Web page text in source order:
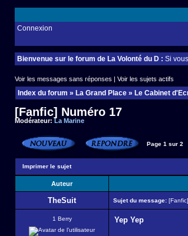
Connexion
Bienvenue sur le forum de La Volonté du D : Si
Voir les messages sans réponses | Voir les sujets actifs
Index du forum » La Grand Place » Le Cabinet
[Fanfic] Numéro 17
Modérateur:La Marine
Page 1 sur 2
Imprimer le sujet
Auteur
TheSuit Sujet du message:
1 Berry Yep Yep